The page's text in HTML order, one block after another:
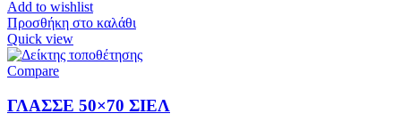
Add to wishlist
Προσθήκη στο καλάθι
Quick view
Compare
ΓΛΑΣΣΕ 50×70 ΣΙΕΛ